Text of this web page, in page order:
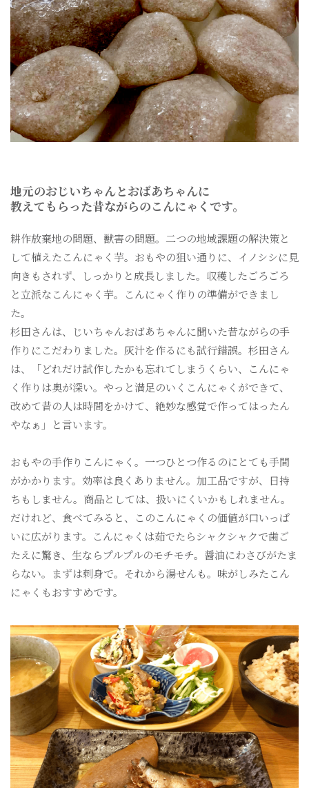
地元のおじいちゃんとおばあちゃんに
教えてもらった昔ながらのこんにゃくです。
耕作放棄地の問題、獣害の問題。二つの地域課題の解決策と
して植えたこんにゃく芋。おもやの狙い通りに、イノシシに見
向きもされず、しっかりと成長しました。収穫したごろごろ
と立派なこんにゃく芋。こんにゃく作りの準備ができまし
た。
杉田さんは、じいちゃんおばあちゃんに聞いた昔ながらの手
作りにこだわりました。灰汁を作るにも試行錯誤。杉田さん
は、「どれだけ試作したかも忘れてしまうくらい、こんにゃ
く作りは奥が深い。やっと満足のいくこんにゃくができて、
改めて昔の人は時間をかけて、絶妙な感覚で作ってはったん
やなぁ」と言います。
おもやの手作りこんにゃく。一つひとつ作るのにとても手間
がかかります。効率は良くありません。加工品ですが、日持
ちもしません。商品としては、扱いにくいかもしれません。
だけれど、食べてみると、このこんにゃくの価値が口いっぱ
いに広がります。こんにゃくは茹でたらシャクシャクで歯ご
たえに驚き、生ならプルプルのモチモチ。醤油にわさびがたま
らない。まずは刺身で。それから湯せんも。味がしみたこん
にゃくもおすすめです。